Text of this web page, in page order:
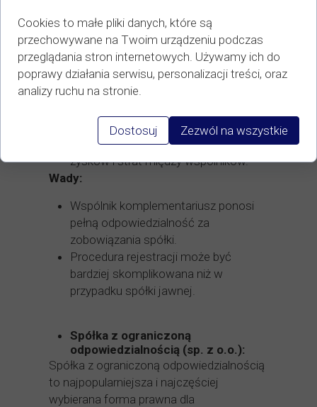
całym swoim majątkiem) oraz wspólnicy
komandytariusze (odpowiedzialni tylko do
wysokości wkładu).
Zalety:
wspólników komandytariuszy.
Wysoka elastyczność w podziale
zysków i strat między wspólników.
Wady:
Wspólnik komplementariusz ponosi
pełną odpowiedzialność za
zobowiązania spółki.
Procedura rejestracji może być
bardziej skomplikowana niż w
przypadku spółki jawnej.
Spółka z ograniczoną
odpowiedzialnością (sp. z o.o.):
Spółka z ograniczoną odpowiedzialnością
to najpopularniejsza i najczęściej
wybierana forma prawna dla
Cookies to małe pliki danych, które są
przechowywane na Twoim urządzeniu podczas
przeglądania stron internetowych. Używamy ich do
poprawy działania serwisu, personalizacji treści, oraz
analizy ruchu na stronie.
Dostosuj Zezwól na wszystkie